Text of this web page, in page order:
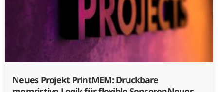
Neues Projekt PrintMEM: Druckbare